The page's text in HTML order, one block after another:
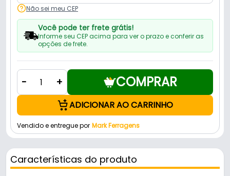
Não sei meu CEP
Você pode ter frete grátis!
Informe seu CEP acima para ver o prazo e conferir as
opções de frete.
- + COMPRAR
ADICIONAR AO CARRINHO
Vendido e entregue por Mark Ferragens
Características do produto